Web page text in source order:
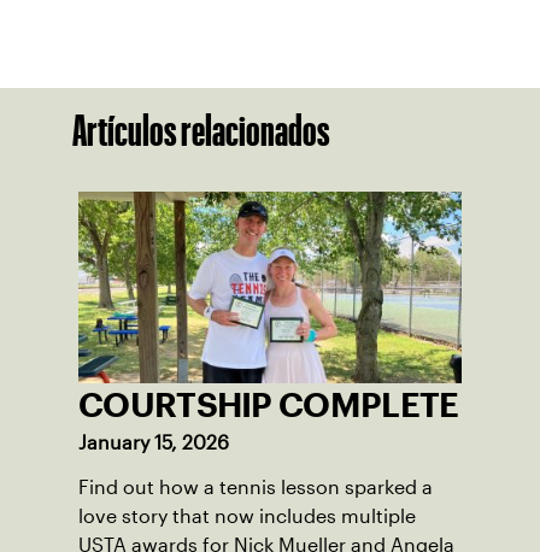
Artículos relacionados
COURTSHIP COMPLETE
January 15, 2026
Find out how a tennis lesson sparked a
love story that now includes multiple
USTA awards for Nick Mueller and Angela